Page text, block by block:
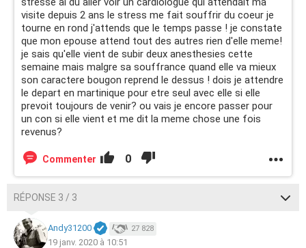
visite depuis 2 ans le stress me fait souffrir du coeur je
tourne en rond j'attends que le temps passe ! je constate
que mon epouse attend tout des autres rien d'elle meme!
je sais qu'elle vient de subir deux anesthesies cette
semaine mais malgre sa souffrance quand elle va mieux
son caractere bougon reprend le dessus ! dois je attendre
le depart en martinique pour etre seul avec elle si elle
prevoit toujours de venir? ou vais je encore passer pour
un con si elle vient et me dit la meme chose une fois
revenus?
Commenter 0
RÉPONSE 3 / 3
Andy31200 27 828
19 janv. 2020 à 10:51